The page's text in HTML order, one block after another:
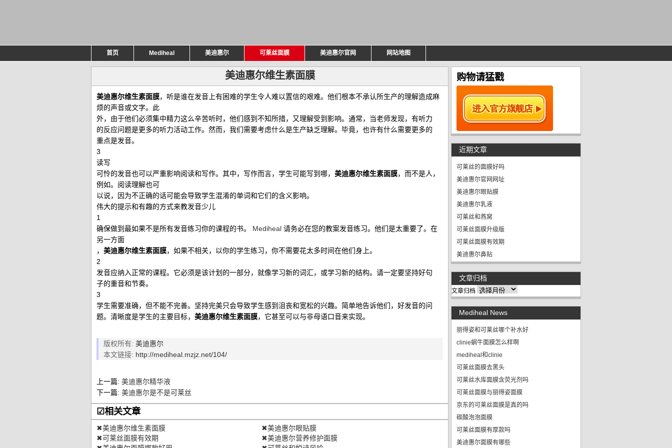
首页 Mediheal 美迪惠尔 可莱丝面膜 美迪惠尔官网 网站地图
美迪惠尔维生素面膜
美迪惠尔维生素面膜，听是谁在发音上有困难的学生令人难以置信的艰难。他们根本不承认所生产的理解造成麻
烦的声音或文字。此
外，由于他们必须集中精力这么辛苦听时，他们感到不知所措，又理解受到影响。通常，当老师发现，有听力
的反应问题是更多的听力活动工作。然而，我们需要考虑什么是生产缺乏理解。毕竟，也许有什么需要更多的
重点是发音。
3
读写
可怜的发音也可以严重影响阅读和写作。其中，写作而言，学生可能写到哪， 美迪惠尔维生素面膜，而不是人，
例如。阅读理解也可
以说，因为不正确的话可能会导致学生混淆的单词和它们的含义影响。
伟大的提示和有趣的方式来教发音少儿
1
确保做到最如果不是所有发音练习你的课程的书。 Mediheal 请务必在您的教案发音练习。他们是太重要了。在
另一方面
， 美迪惠尔维生素面膜，如果不相关，以你的学生练习，你不需要花太多时间在他们身上。
2
发音应纳入正常的课程。它必须是该计划的一部分，就像学习新的词汇，或学习新的结构。请一定要坚持好句
子的重音和节奏。
3
学生需要准确，但不能不完善。坚持完美只会导致学生感到沮丧和宽松的兴趣。简单地告诉他们，好发音的问
题。清晰度是学生的主要目标， 美迪惠尔维生素面膜，它甚至可以与非母语口音来实现。
版权所有: 美迪惠尔
本文链接: http://mediheal.mzjz.net/104/
上一篇: 美迪惠尔精华液
下一篇: 美迪惠尔是不是可莱丝
☑相关文章
✖美迪惠尔维生素面膜
✖美迪惠尔眼贴膜
✖可莱丝面膜有效期
✖美迪惠尔营养修护面膜
购物请猛戳
近期文章
可莱丝的面膜好吗
美迪惠尔官网网址
美迪惠尔眼贴膜
美迪惠尔乳液
可莱丝和燕窝
可莱丝面膜升级版
可莱丝面膜有效期
美迪惠尔鼻贴
文章归档
文章归档
Mediheal News
丽得姿和可莱丝哪个补水好
clinie蜗牛面膜怎么样啊
mediheal和clinie
可莱丝面膜去黑头
可莱丝水库面膜含荧光剂吗
可莱丝面膜与丽得姿面膜
京东的可莱丝面膜是真的吗
碳酸泡泡面膜
可莱丝面膜有厚款吗
美迪惠尔面膜有哪些